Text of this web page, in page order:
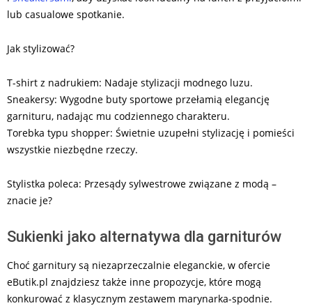
lub casualowe spotkanie.
Jak stylizować?
T-shirt z nadrukiem: Nadaje stylizacji modnego luzu.
Sneakersy: Wygodne buty sportowe przełamią elegancję
garnituru, nadając mu codziennego charakteru.
Torebka typu shopper: Świetnie uzupełni stylizację i pomieści
wszystkie niezbędne rzeczy.
Stylistka poleca: Przesądy sylwestrowe związane z modą –
znacie je?
Sukienki jako alternatywa dla garniturów
Choć garnitury są niezaprzeczalnie eleganckie, w ofercie
eButik.pl znajdziesz także inne propozycje, które mogą
konkurować z klasycznym zestawem marynarka-spodnie.